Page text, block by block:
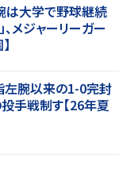
大学で野球継続
メジャーリーガー
左腕以来の1-0完封
手戦制す【26年夏